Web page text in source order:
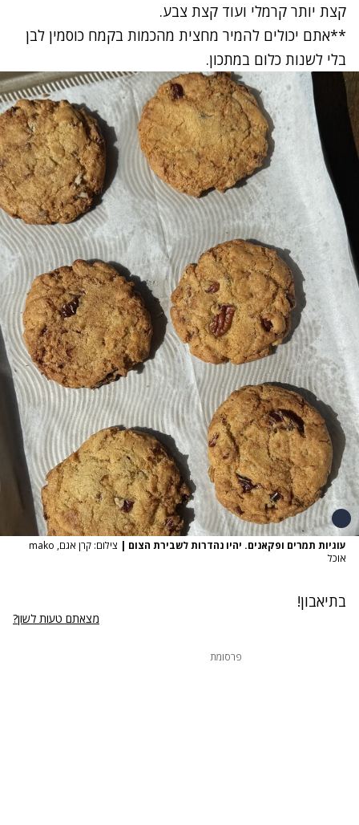
קצת יותר קרמלי ועוד קצת צבע.
**אתם יכולים להמיר מחצית מהכמות בקמח כוסמין לבן
בלי לשנות כלום במתכון.
עוגיות תמרים ופקאנים. יהיו נהדרות לשבירת הצום |
צילום: קרן אגם, mako
אוכל
בתיאבון!
מצאתם טעות לשון?
פרסומת